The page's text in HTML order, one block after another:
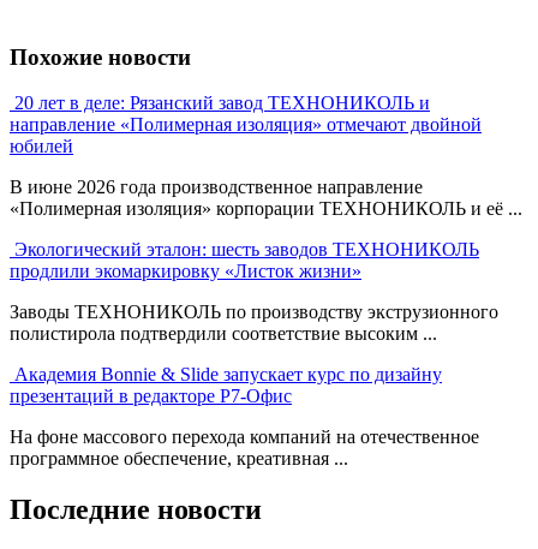
Похожие новости
20 лет в деле: Рязанский завод ТЕХНОНИКОЛЬ и
направление «Полимерная изоляция» отмечают двойной
юбилей
В июне 2026 года производственное направление
«Полимерная изоляция» корпорации ТЕХНОНИКОЛЬ и её ...
Экологический эталон: шесть заводов ТЕХНОНИКОЛЬ
продлили экомаркировку «Листок жизни»
Заводы ТЕХНОНИКОЛЬ по производству экструзионного
полистирола подтвердили соответствие высоким ...
Академия Bonnie & Slide запускает курс по дизайну
презентаций в редакторе Р7-Офис
На фоне массового перехода компаний на отечественное
программное обеспечение, креативная ...
Последние новости